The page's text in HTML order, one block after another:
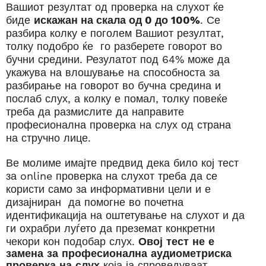
Вашиот резултат од проверка на слухот ќе
биде искажан на скала од 0 до 100%. Се
разбира колку е поголем Вашиот резултат,
толку подобро ќе го разберете говорот во
бучни средини. Резулатот под 64% може да
укажува на влошување на способноста за
разбирање на говорот во бучна средина и
послаб слух, а колку е помал, толку повеќе
треба да размислите да направите
професионална проверка на слух од страна
на стручно лице.
Ве молиме имајте предвид дека било кој тест
за online проверка на слухот треба да се
користи само за информативни цели и е
дизајниран да помогне во почетна
идентификација на оштетување на слухот и да
ги охрабри луѓето да преземат конкретни
чекори кон подобар слух. Овој тест не е
замена за професионална аудиометриска